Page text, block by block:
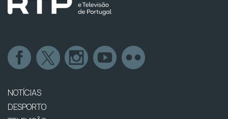
NOTÍCIAS
DESPORTO